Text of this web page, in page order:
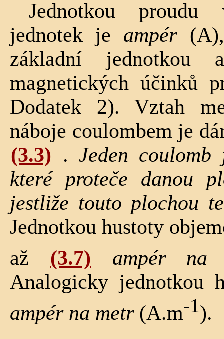
Jednotkou proudu
jednotek je ampér(A),
základní jednotkou
magnetických účinků
Dodatek 2). Vztah
náboje coulombem je
(3.3) .Jeden
které proteče danou
jestliže touto plochou
Jednotkou hustoty
až (3.7)
ampér na
Analogicky jednotkou
ampér na metr(A.m-1).